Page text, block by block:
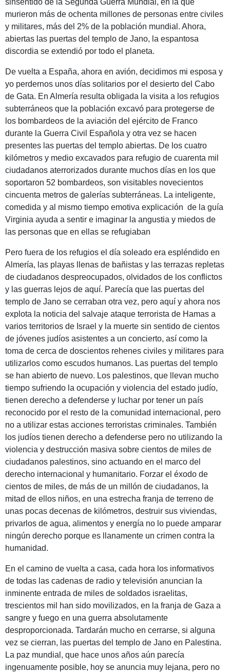
sinsentido de la Segunda Guerra Mundial, en la que
murieron más de ochenta millones de personas entre civiles
y militares, más del 2% de la población mundial. Ahora,
abiertas las puertas del templo de Jano, la espantosa
discordia se extendió por todo el planeta.
De vuelta a España, ahora en avión, decidimos mi esposa y
yo perdernos unos días solitarios por el desierto del Cabo
de Gata. En Almería resulta obligada la visita a los refugios
subterráneos que la población excavó para protegerse de
los bombardeos de la aviación del ejército de Franco
durante la Guerra Civil Española y otra vez se hacen
presentes las puertas del templo abiertas. De los cuatro
kilómetros y medio excavados para refugio de cuarenta mil
ciudadanos aterrorizados durante muchos días en los que
soportaron 52 bombardeos, son visitables novecientos
cincuenta metros de galerías subterráneas. La inteligente,
comedida y al mismo tiempo emotiva explicación de la guía
Virginia ayuda a sentir e imaginar la angustia y miedos de
las personas que en ellas se refugiaban
Pero fuera de los refugios el día soleado era espléndido en
Almería, las playas llenas de bañistas y las terrazas repletas
de ciudadanos despreocupados, olvidados de los conflictos
y las guerras lejos de aquí. Parecía que las puertas del
templo de Jano se cerraban otra vez, pero aquí y ahora nos
explota la noticia del salvaje ataque terrorista de Hamas a
varios territorios de Israel y la muerte sin sentido de cientos
de jóvenes judíos asistentes a un concierto, así como la
toma de cerca de doscientos rehenes civiles y militares para
utilizarlos como escudos humanos. Las puertas del templo
se han abierto de nuevo. Los palestinos, que llevan mucho
tiempo sufriendo la ocupación y violencia del estado judío,
tienen derecho a defenderse y luchar por tener un país
reconocido por el resto de la comunidad internacional, pero
no a utilizar estas acciones terroristas criminales. También
los judíos tienen derecho a defenderse pero no utilizando la
violencia y destrucción masiva sobre cientos de miles de
ciudadanos palestinos, sino actuando en el marco del
derecho internacional y humanitario. Forzar el éxodo de
cientos de miles, de más de un millón de ciudadanos, la
mitad de ellos niños, en una estrecha franja de terreno de
unas pocas decenas de kilómetros, destruir sus viviendas,
privarlos de agua, alimentos y energía no lo puede amparar
ningún derecho porque es llanamente un crimen contra la
humanidad.
En el camino de vuelta a casa, cada hora los informativos
de todas las cadenas de radio y televisión anuncian la
inminente entrada de miles de soldados israelitas,
trescientos mil han sido movilizados, en la franja de Gaza a
sangre y fuego en una guerra absolutamente
desproporcionada. Tardarán mucho en cerrarse, si alguna
vez se cierran, las puertas del templo de Jano en Palestina.
La paz mundial, que hace unos años aún parecía
ingenuamente posible, hoy se anuncia muy lejana, pero no